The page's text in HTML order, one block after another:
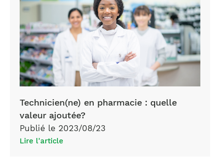
Technicien(ne) en pharmacie : quelle
valeur ajoutée?
Publié le 2023/08/23
Lire l'article